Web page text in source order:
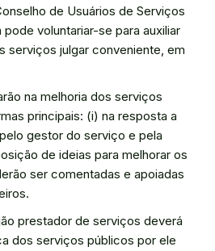
de Usuários de Serviços
voluntariar-se para auxiliar
serviços julgar conveniente, em
na melhoria dos serviços
principais: (i) na resposta a
gestor do serviço e pela
de ideias para melhorar os
ser comentadas e apoiadas
prestador de serviços deverá
dos serviços públicos por ele